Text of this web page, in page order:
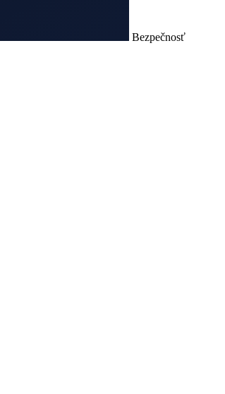
Bezpečnosť